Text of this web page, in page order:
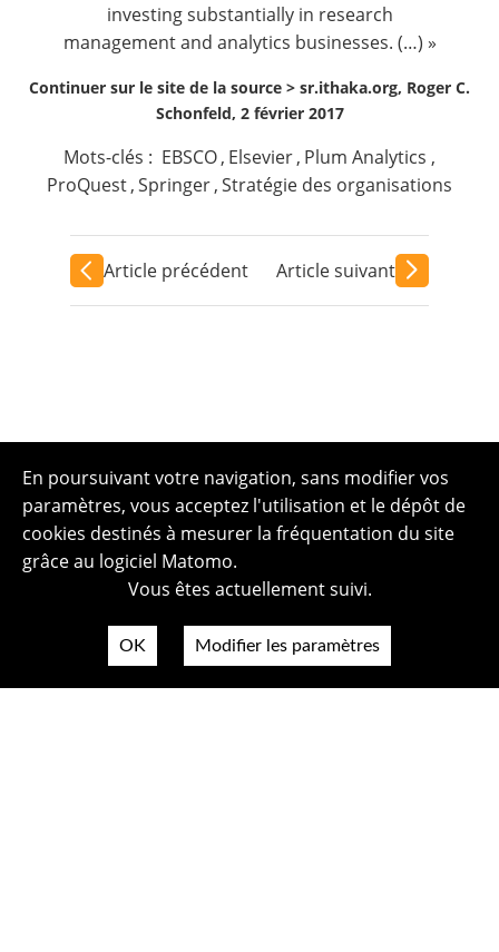
investing substantially in research
management and analytics businesses. (…) »
Continuer sur le site de la source > sr.ithaka.org, Roger C.
Schonfeld, 2 février 2017
Mots-clés : EBSCO, Elsevier, Plum Analytics ,
ProQuest,Springer,Stratégie des organisations
Article précédent Article suivant
En poursuivant votre navigation, sans modifier vos
paramètres, vous acceptez l'utilisation et le dépôt de
cookies destinés à mesurer la fréquentation du site
grâce au logiciel Matomo.
Vous êtes actuellement suivi.
OK Modifier les paramètres